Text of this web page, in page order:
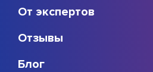
От экспертов
Отзывы
Блог